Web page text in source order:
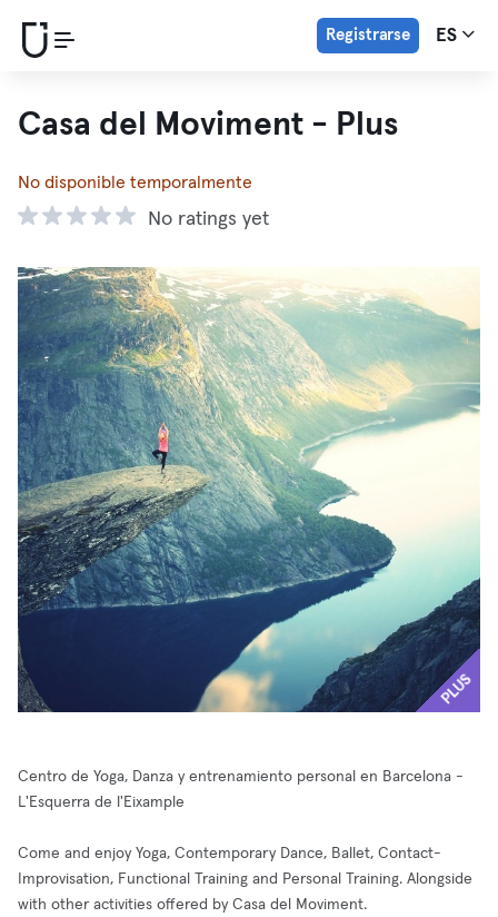
Registrarse ES
Casa del Moviment - Plus
No disponible temporalmente
No ratings yet
PLUS
Centro de Yoga, Danza y entrenamiento personal en Barcelona -
L'Esquerra de l'Eixample
Come and enjoy Yoga, Contemporary Dance, Ballet, Contact-
Improvisation, Functional Training and Personal Training. Alongside
with other activities offered by Casa del Moviment.